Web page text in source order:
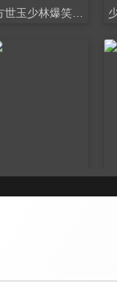
方世玉少林爆笑闖關！